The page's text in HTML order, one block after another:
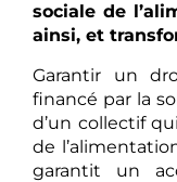
sociale de
ainsi, et
Garantir un
financé par la
d’un collectif
de
garantit un